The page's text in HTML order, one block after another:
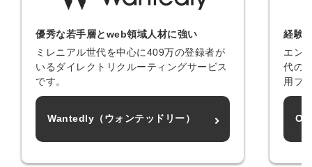
優秀な若手層とweb領域人材に強い
ミレニアル世代を中心に409万の登録者が
いるダイレクトリクルーティングサービス
です。
Wantedly（ウォンテッドリー）
経験3
エン
代の
用プ